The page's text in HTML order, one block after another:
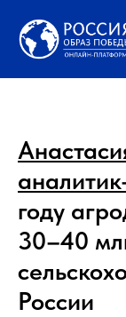
году
30–40
России